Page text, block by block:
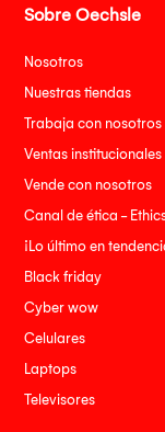
Sobre Oechsle
Nosotros
Nuestras tiendas
Trabaja con nosotros
Ventas institucionales
Vende con nosotros
Canal de ética -
¡Lo último en
Black friday
Cyber wow
Celulares
Laptops
Televisores